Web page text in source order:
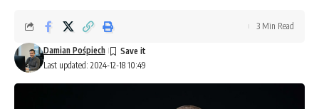
Last updated: 2024-12-18 10:49
Damian Pośpiech
3 Min Read